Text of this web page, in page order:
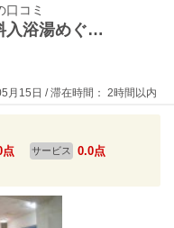
口コミ
入浴湯めぐ…
月15日 / 滞在時間： 2時間以内
点 サービス 0.0点